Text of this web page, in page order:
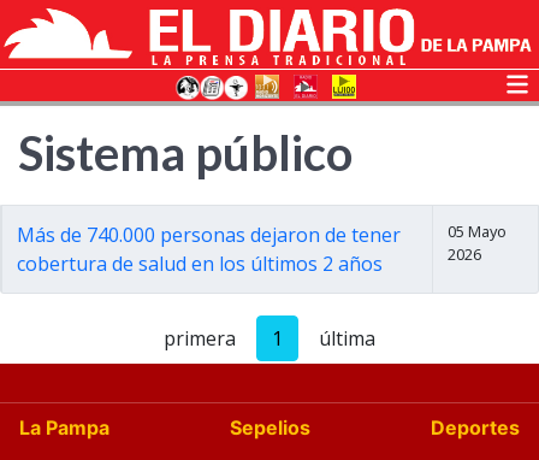
Sistema público
Más de 740.000 personas dejaron de tener
cobertura de salud en los últimos 2 años
05 Mayo
2026
primera 1 última
La Pampa Sepelios
Deportes